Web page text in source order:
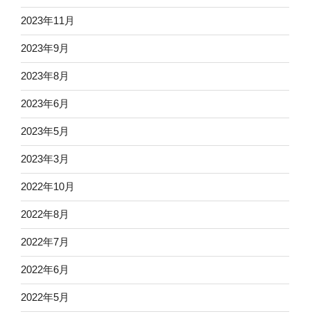
2023年11月
2023年9月
2023年8月
2023年6月
2023年5月
2023年3月
2022年10月
2022年8月
2022年7月
2022年6月
2022年5月